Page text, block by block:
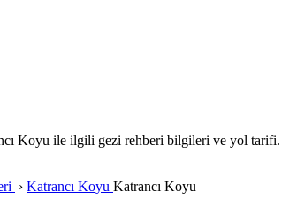
Koyu ile ilgili gezi rehberi bilgileri ve yol tarifi.
› Katrancı Koyu Katrancı Koyu